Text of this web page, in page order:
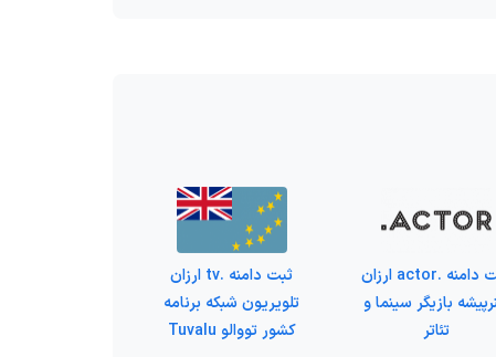
ثبت دامنه .actor ارزان
بازیگر سینما و
تئاتر
ثبت دامنه .tv ارزان
تلویریون شبکه برنامه
کشور تووالو Tuvalu